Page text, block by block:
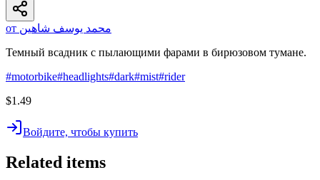
от محمد يوسف شاهين
Темный всадник с пылающими фарами в бирюзовом тумане.
#motorbike#headlights#dark#mist#rider
$1.49
Войдите, чтобы купить
Related items